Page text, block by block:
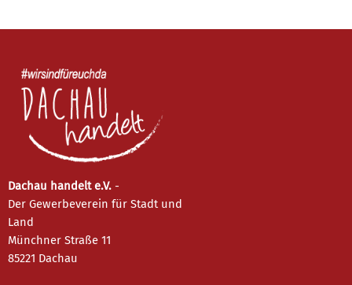
Dachau handelt e.V. -
Der Gewerbeverein für Stadt und
Land
Münchner Straße 11
85221 Dachau